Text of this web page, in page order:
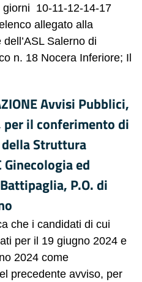
10-11-12-14-17
allegato alla
Salerno di
n. 18 Nocera Inferiore; Il
Avvisi Pubblici,
il conferimento di
Struttura
Ginecologia ed
P.O. di
che i candidati di cui
per il 19 giugno 2024 e
2024 come
precedente avviso, per